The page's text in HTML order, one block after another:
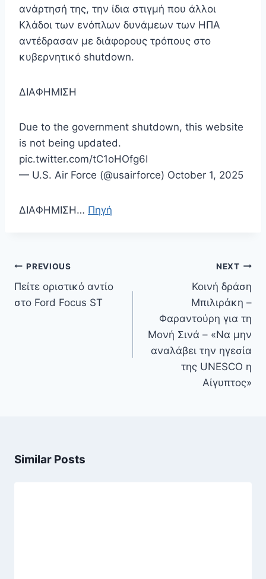
ανάρτησή της, την ίδια στιγμή που άλλοι
Κλάδοι των ενόπλων δυνάμεων των ΗΠΑ
αντέδρασαν με διάφορους τρόπους στο
κυβερνητικό shutdown.
ΔΙΑΦΗΜΙΣΗ
Due to the government shutdown, this website
is not being updated.
pic.twitter.com/tC1oHOfg6I
— U.S. Air Force (@usairforce) October 1, 2025
ΔΙΑΦΗΜΙΣΗ… Πηγή
Πλοήγηση
άρθρων
PREVIOUS
Πείτε οριστικό αντίο
στο Ford Focus ST
NEXT
Κοινή δράση
Μπιλιράκη –
Φαραντούρη για τη
Μονή Σινά – «Να μην
αναλάβει την ηγεσία
της UNESCO η
Αίγυπτος»
Similar Posts